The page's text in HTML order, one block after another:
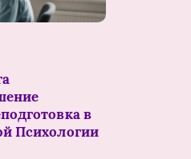
в
Психологии